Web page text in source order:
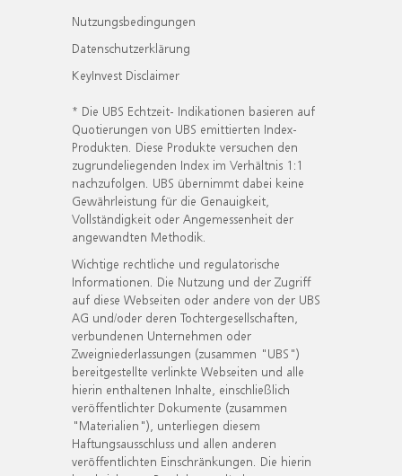
Nutzungsbedingungen
Datenschutzerklärung
KeyInvest Disclaimer
* Die UBS Echtzeit- Indikationen basieren auf
Quotierungen von UBS emittierten Index-
Produkten. Diese Produkte versuchen den
zugrundeliegenden Index im Verhältnis 1:1
nachzufolgen. UBS übernimmt dabei keine
Gewährleistung für die Genauigkeit,
Vollständigkeit oder Angemessenheit der
angewandten Methodik.
Wichtige rechtliche und regulatorische
Informationen. Die Nutzung und der Zugriff
auf diese Webseiten oder andere von der UBS
AG und/oder deren Tochtergesellschaften,
verbundenen Unternehmen oder
Zweigniederlassungen (zusammen "UBS")
bereitgestellte verlinkte Webseiten und alle
hierin enthaltenen Inhalte, einschließlich
veröffentlichter Dokumente (zusammen
"Materialien"), unterliegen diesem
Haftungsausschluss und allen anderen
veröffentlichten Einschränkungen. Die hierin